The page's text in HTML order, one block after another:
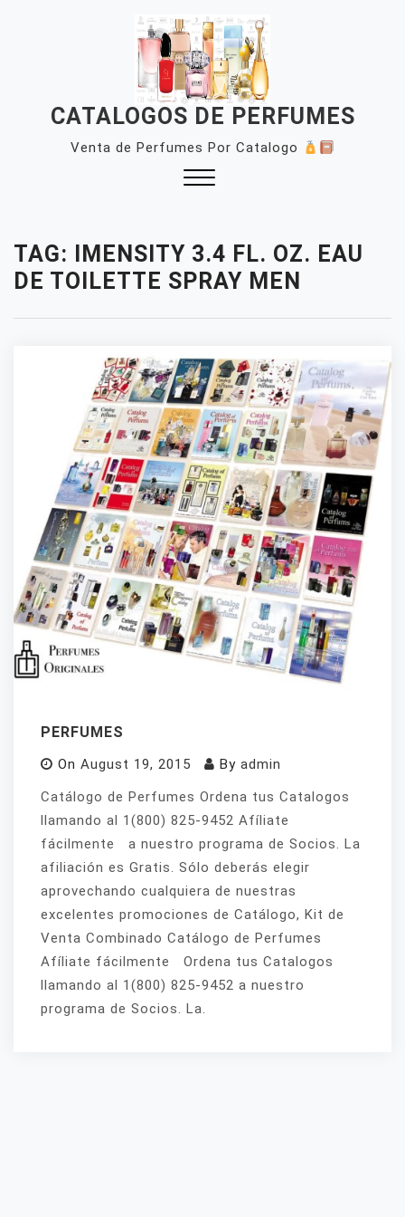
CATALOGOS DE PERFUMES
Venta de Perfumes Por Catalogo
TAG:
IMENSITY 3.4 FL. OZ. EAU
DE TOILETTE SPRAY MEN
PERFUMES
On August 19, 2015 By admin
Catálogo de Perfumes Ordena tus Catalogos
llamando al 1(800) 825-9452 Afíliate
fácilmente a nuestro programa de Socios. La
afiliación es Gratis. Sólo deberás elegir
aprovechando cualquiera de nuestras
excelentes promociones de Catálogo, Kit de
Venta Combinado Catálogo de Perfumes
Afíliate fácilmente Ordena tus Catalogos
llamando al 1(800) 825-9452 a nuestro
programa de Socios. La.